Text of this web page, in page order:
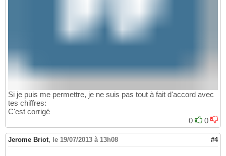
Si je puis me permettre, je ne suis pas tout à fait d'accord avec
tes chiffres:
C'est corrigé
0
0
Jerome Briot, le 19/07/2013 à 13h08 #4